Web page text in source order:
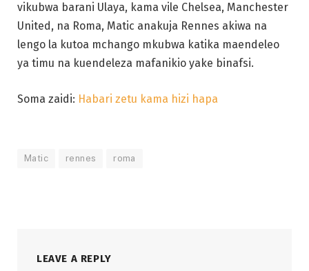
vikubwa barani Ulaya, kama vile Chelsea, Manchester
United, na Roma, Matic anakuja Rennes akiwa na
lengo la kutoa mchango mkubwa katika maendeleo
ya timu na kuendeleza mafanikio yake binafsi.
Soma zaidi: Habari zetu kama hizi hapa
Matic rennes roma
LEAVE A REPLY